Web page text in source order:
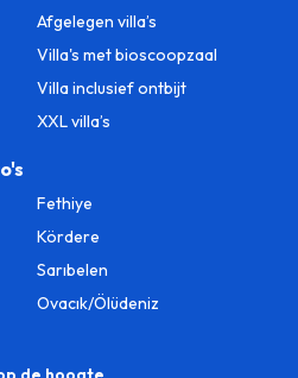
Afgelegen villa’s
Villa's met bioscoopzaal
Villa inclusief ontbijt
XXL villa’s
Fethiye
Kördere
Sarıbelen
Ovacık/Ölüdeniz